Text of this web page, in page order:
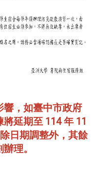
響，如臺中市政府
延期至 114 年 11
日期調整外，其餘
理。